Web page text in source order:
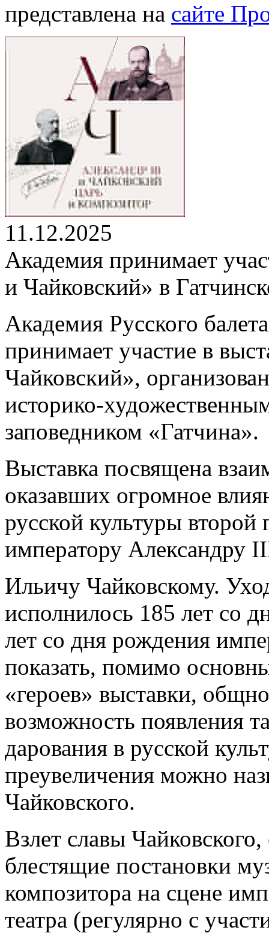
представлена на сайте
11.12.2025
Академия принимает
и Чайковский» в
Академия Русского
принимает участие в
Чайковский»,
историко-
заповедником «Гатчина».
Выставка посвящена
оказавших огромное
русской культуры
императору Александру
Ильичу Чайковскому.
исполнилось 185 лет со
лет со дня рождения
показать, помимо
«героев» выставки,
возможность появления
дарования в русской
преувеличения можно
Чайковского.
Взлет славы
блестящие постановки
композитора на сцене
театра (регулярно с